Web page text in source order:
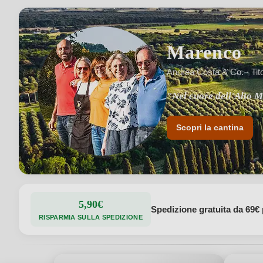
Marenco
Andrea Costa & Co. ·
"Nel cuore dell'Alto
"Una famiglia che
Scopri la cantina
5,90€
RISPARMIA SULLA SPEDIZIONE
Spedizione gratuita da 69€